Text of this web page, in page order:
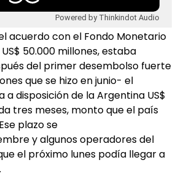
Powered by Thinkindot Audio
acuerdo con el Fondo Monetario
50.000 millones, estaba
del primer desembolso fuerte
que se hizo en junio- el
a disposición de la Argentina US$
tres meses, monto que el país
plazo se
y algunos operadores del
el próximo lunes podía llegar a